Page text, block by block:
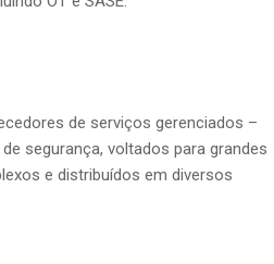
de serviços gerenciados –
segurança, voltados para grandes
e distribuídos em diversos